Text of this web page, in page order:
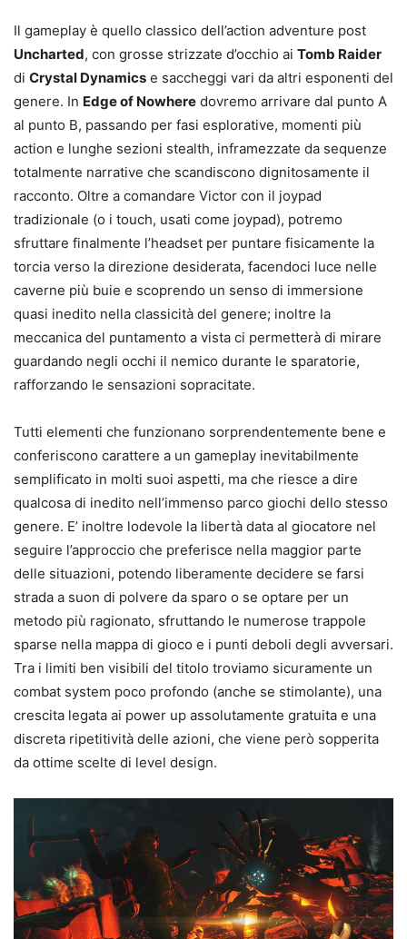
Il gameplay è quello classico dell’action adventure post
Uncharted, con grosse strizzate d’occhio ai Tomb Raider
di Crystal Dynamics e saccheggi vari da altri esponenti del
genere. In Edge of Nowhere dovremo arrivare dal punto A
al punto B, passando per fasi esplorative, momenti più
action e lunghe sezioni stealth, inframezzate da sequenze
totalmente narrative che scandiscono dignitosamente il
racconto. Oltre a comandare Victor con il joypad
tradizionale (o i touch, usati come joypad), potremo
sfruttare finalmente l’headset per puntare fisicamente la
torcia verso la direzione desiderata, facendoci luce nelle
caverne più buie e scoprendo un senso di immersione
quasi inedito nella classicità del genere; inoltre la
meccanica del puntamento a vista ci permetterà di mirare
guardando negli occhi il nemico durante le sparatorie,
rafforzando le sensazioni sopracitate.
Tutti elementi che funzionano sorprendentemente bene e
conferiscono carattere a un gameplay inevitabilmente
semplificato in molti suoi aspetti, ma che riesce a dire
qualcosa di inedito nell’immenso parco giochi dello stesso
genere. E’ inoltre lodevole la libertà data al giocatore nel
seguire l’approccio che preferisce nella maggior parte
delle situazioni, potendo liberamente decidere se farsi
strada a suon di polvere da sparo o se optare per un
metodo più ragionato, sfruttando le numerose trappole
sparse nella mappa di gioco e i punti deboli degli avversari.
Tra i limiti ben visibili del titolo troviamo sicuramente un
combat system poco profondo (anche se stimolante), una
crescita legata ai power up assolutamente gratuita e una
discreta ripetitività delle azioni, che viene però sopperita
da ottime scelte di level design.